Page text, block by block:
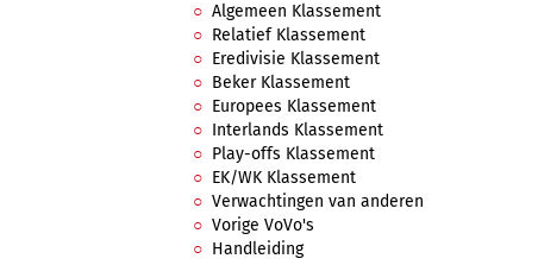
Algemeen Klassement
Relatief Klassement
Eredivisie Klassement
Beker Klassement
Europees Klassement
Interlands Klassement
Play-offs Klassement
EK/WK Klassement
Verwachtingen van anderen
Vorige VoVo's
Handleiding